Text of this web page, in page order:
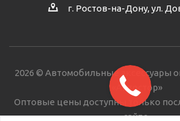
г. Ростов-на-Дону, ул.
2026 © Автомобильные аксессуары
«Автостор»
Оптовые цены доступны только
сайте.